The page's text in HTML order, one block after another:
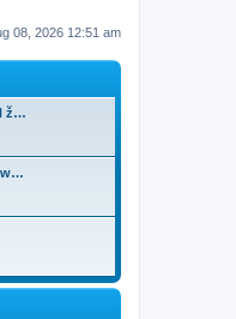
08, 2026 12:51 am
ž…
w…